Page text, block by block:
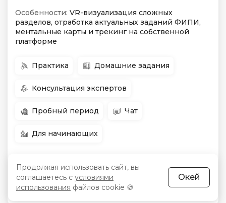
Особенности: VR-визуализация сложных
разделов, отработка актуальных заданий ФИПИ,
ментальные карты и трекинг на собственной
платформе
Практика Домашние задания
Консультация экспертов
Пробный период Чат
Для начинающих
Начало:
в любое
время
Цена:
Продолжая использовать сайт, вы
соглашаетесь с условиями
использования файлов cookie 🍪
Окей